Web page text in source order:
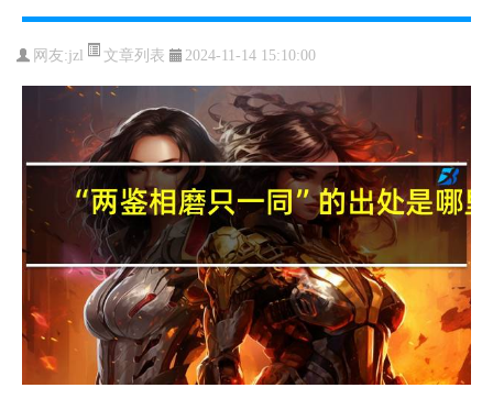
网友:jzl 文章列表 2024-11-14 15:10:00